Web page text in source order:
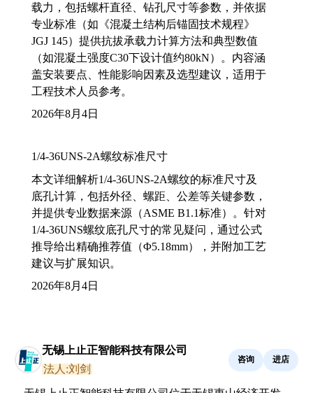
载力，包括螺杆直径、钻孔尺寸等参数，并依据
专业标准（如《混凝土结构后锚固技术规程》
JGJ 145）提供抗拔承载力计算方法和典型数值
（如混凝土强度C30下设计值约80kN）。内容涵
盖安装要点、性能影响因素及选型建议，适用于
工程技术人员参考。
2026年8月4日
1/4-36UNS-2A螺纹标准尺寸
本文详细解析1/4-36UNS-2A螺纹的标准尺寸及
底孔计算，包括外径、螺距、公差等关键参数，
并提供专业数据来源（ASME B1.1标准）。针对
1/4-36UNS螺纹底孔尺寸的常见疑问，通过公式
推导给出精确推荐值（Φ5.18mm），并附加工艺
建议与扩展知识。
2026年8月4日
无锡上止正智能科技有限公司
法人:刘剑
咨询 进店